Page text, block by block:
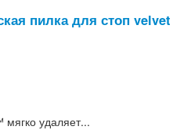
пилка для стоп velvet
удаляет...